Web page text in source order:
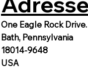
One Eagle Rock Drive.
Bath, Pennsylvania
18014-9648
USA